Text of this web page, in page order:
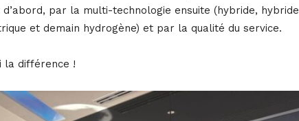
par la multi-technologie ensuite (hybride, hybride
et demain hydrogène) et par la qualité du service.
la différence !